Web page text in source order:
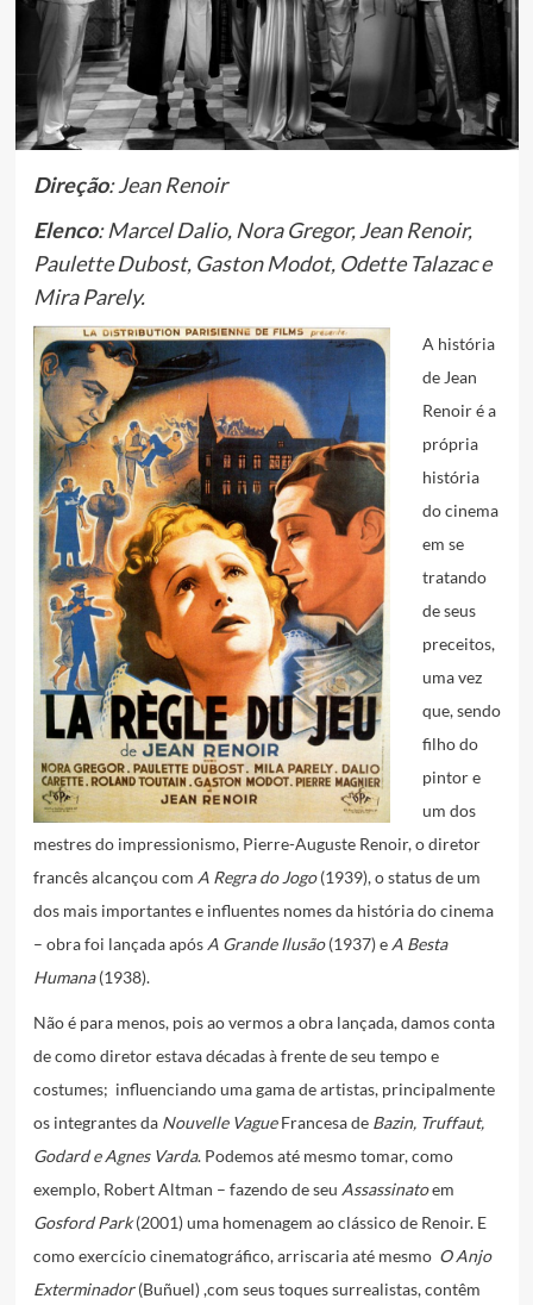
Direção: Jean Renoir
Elenco: Marcel Dalio, Nora Gregor, Jean Renoir,
Paulette Dubost, Gaston Modot, Odette Talazac e
Mira Parely.
A história
de Jean
Renoir é a
própria
história
do cinema
em se
tratando
de seus
preceitos,
uma vez
que, sendo
filho do
pintor e
um dos
mestres do impressionismo, Pierre-Auguste Renoir, o diretor
francês alcançou com A Regra do Jogo(1939), o status de um
dos mais importantes e influentes nomes da história do cinema
– obra foi lançada após A Grande Ilusão(1937) e A Besta
Humana(1938).
Não é para menos, pois ao vermos a obra lançada, damos conta
de como diretor estava décadas à frente de seu tempo e
costumes; influenciando uma gama de artistas, principalmente
os integrantes da Nouvelle VagueFrancesa de Bazin, Truffaut,
Godard e Agnes Varda. Podemos até mesmo tomar, como
exemplo, Robert Altman – fazendo de seu Assassinatoem
Gosford Park(2001) uma homenagem ao clássico de Renoir. E
como exercício cinematográfico, arriscaria até mesmo O Anjo
Exterminador(Buñuel) ,com seus toques surrealistas, contêm